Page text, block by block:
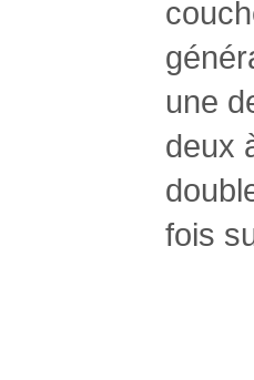
une
deux
fois